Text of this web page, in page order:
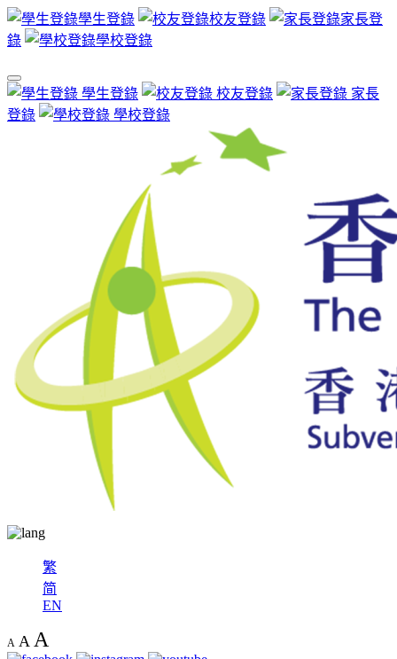
學生登錄 校友登錄
家長登
錄
學校登錄
學生登錄 校友登錄
家長
登錄
學校登錄
繁
简
EN
A A A